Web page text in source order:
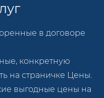
в договоре
конкретную
на страничке Цены.
выгодные цены на